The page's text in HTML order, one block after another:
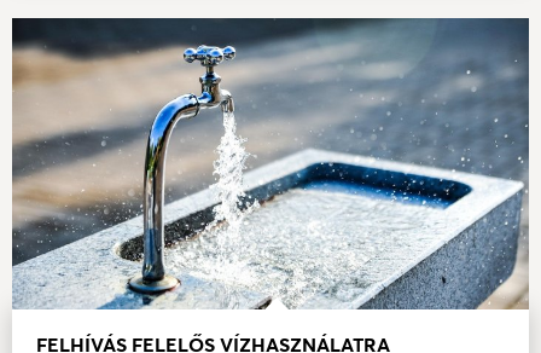
FELHÍVÁS FELELŐS VÍZHASZNÁLATRA